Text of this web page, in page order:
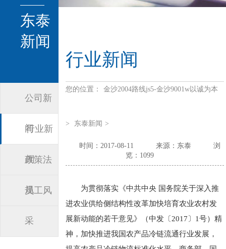
东泰
新闻
公司新
闻
行业新
闻
政策法
规
员工风
采
行业新闻
您的位置： 金沙2004路线js5-金沙9001w以诚为本
> 东泰新闻 >
时间：2017-08-11 来源：东泰
浏
览：1099
为贯彻落实《中共中央 国务院关于深入推
进农业供给侧结构性改革加快培育农业农村发
展新动能的若干意见》（中发〔2017〕1号）精
神，加快推进我国农产品冷链流通行业发展，